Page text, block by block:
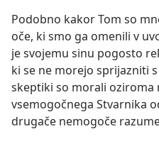
Podobno kakor Tom so
oče, ki smo ga omenili v
je svojemu sinu pogosto
ki se ne morejo sprijazniti
skeptiki so morali oziroma
vsemogočnega Stvarnika
drugače nemogoče